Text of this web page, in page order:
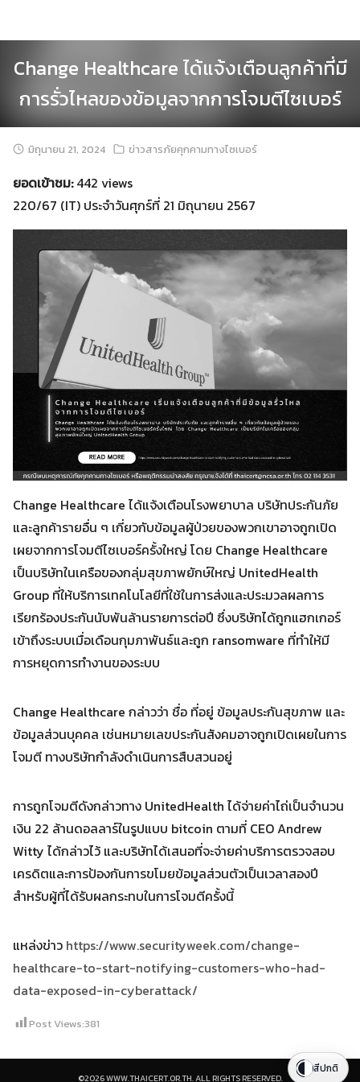
Search
Change Healthcare ได้แจ้งเตือนลูกค้าที่มี
การรั่วไหลของข้อมูลจากการโจมตีไซเบอร์
มิถุนายน 21, 2024 ข่าวสารภัยคุกคามทางไซเบอร์
ยอดเข้าชม:442 views
220/67 (IT) ประจำวันศุกร์ที่ 21 มิถุนายน 2567
Change Healthcare ได้แจ้งเตือนโรงพยาบาล บริษัทประกันภัย
และลูกค้ารายอื่น ๆ เกี่ยวกับข้อมูลผู้ป่วยของพวกเขาอาจถูกเปิด
เผยจากการโจมตีไซเบอร์ครั้งใหญ่ โดย Change Healthcare
เป็นบริษัทในเครือของกลุ่มสุขภาพยักษ์ใหญ่ UnitedHealth
Group ที่ให้บริการเทคโนโลยีที่ใช้ในการส่งและประมวลผลการ
เรียกร้องประกันนับพันล้านรายการต่อปี ซึ่งบริษัทได้ถูกแฮกเกอร์
เข้าถึงระบบเมื่อเดือนกุมภาพันธ์และถูก ransomware ที่ทำให้มี
การหยุดการทำงานของระบบ
Change Healthcare กล่าวว่า ชื่อ ที่อยู่ ข้อมูลประกันสุขภาพ และ
ข้อมูลส่วนบุคคล เช่นหมายเลขประกันสังคมอาจถูกเปิดเผยในการ
โจมตี ทางบริษัทกำลังดำเนินการสืบสวนอยู่
การถูกโจมตีดังกล่าวทาง UnitedHealth ได้จ่ายค่าไถ่เป็นจำนวน
เงิน 22 ล้านดอลลาร์ในรูปแบบ bitcoin ตามที่ CEO Andrew
Witty ได้กล่าวไว้ และบริษัทได้เสนอที่จะจ่ายค่าบริการตรวจสอบ
เครดิตและการป้องกันการขโมยข้อมูลส่วนตัวเป็นเวลาสองปี
สำหรับผู้ที่ได้รับผลกระทบในการโจมตีครั้งนี้
แหล่งข่าว https://www.securityweek.com/change-
healthcare-to-start-notifying-customers-who-had-
data-exposed-in-cyberattack/
Post Views:381
©2026 WWW.THAICERT.OR.TH. ALL RIGHTS RESERVED.
สีปกติ